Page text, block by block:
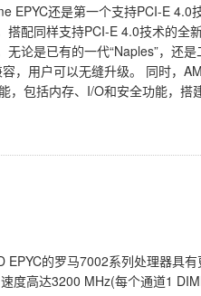
EPYC还是第一个支持PCI-E 4.0
搭配同样支持PCI-E 4.0技术的全
论是已有的一代“Naples”，还是
，用户可以无缝升级。 同时，
，包括内存、I/O和安全功能，搭
EPYC的罗马7002系列处理器具
度高达3200 MHz(每个通道1